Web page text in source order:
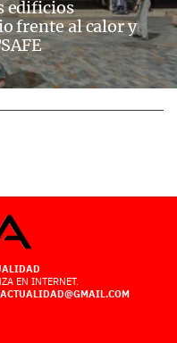
edificios
frente al calor y
EN INTERNET.